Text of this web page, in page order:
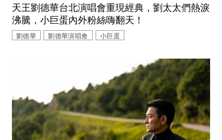
天王劉德華台北演唱會重現經典，劉太太們熱淚
沸騰，小巨蛋內外粉絲嗨翻天！
劉德華 劉德華演唱會 小巨蛋